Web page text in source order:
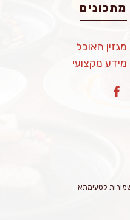
מתכונים
מגזין האוכל
מידע מקצועי